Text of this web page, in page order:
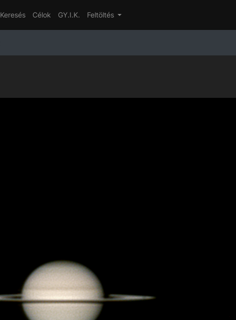
Keresés Célok GY.I.K. Feltöltés